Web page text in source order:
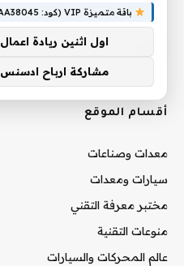
أقسام الموقع
معدات وصناعات
سيارات ومعدات
مختبر معرفة التقني
منوعات التقنية
عالم المحركات والسيارات
باقة متميزة VIP (كود: AA38045):
اول اثنين ريادة اعمال
مشاركة ارباح ادسنس